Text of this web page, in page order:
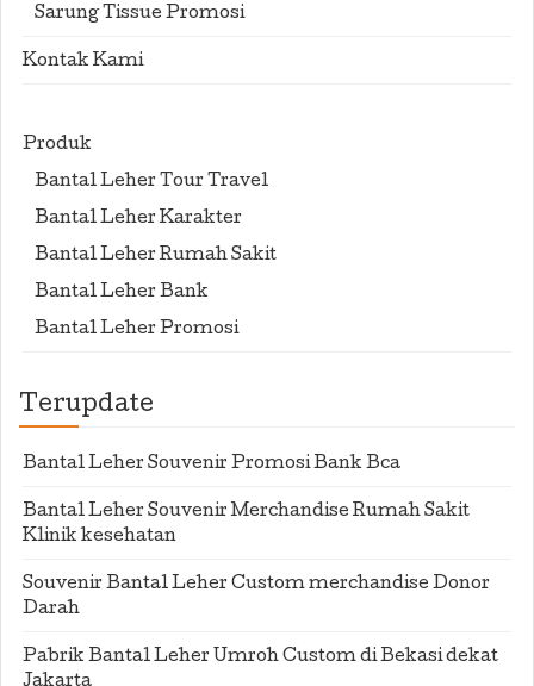
Sarung Tissue Promosi
Kontak Kami
Produk
Bantal Leher Tour Travel
Bantal Leher Karakter
Bantal Leher Rumah Sakit
Bantal Leher Bank
Bantal Leher Promosi
Terupdate
Bantal Leher Souvenir Promosi Bank Bca
Bantal Leher Souvenir Merchandise Rumah Sakit
Klinik kesehatan
Souvenir Bantal Leher Custom merchandise Donor
Darah
Pabrik Bantal Leher Umroh Custom di Bekasi dekat
Jakarta